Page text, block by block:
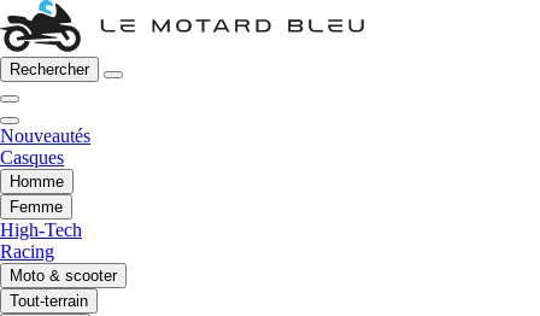
Rechercher
Nouveautés
Casques
Homme
Femme
High-Tech
Racing
Moto & scooter
Tout-terrain